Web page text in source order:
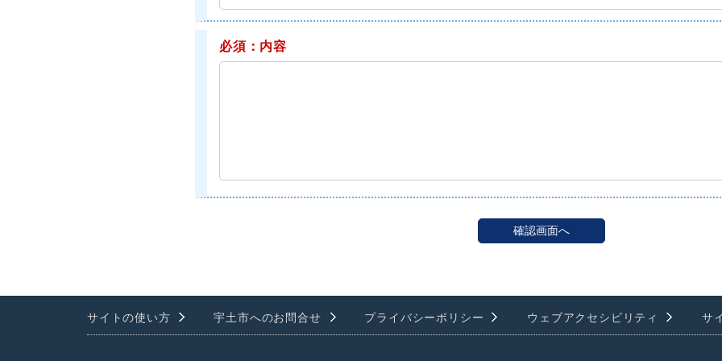
必須：内容
サイトの使い方 宇土市へのお問合せ プライバシーポリシー ウェブアクセシビリティ サ